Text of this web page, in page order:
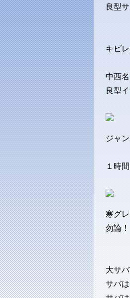
良型
キビ
中西
良型
ジャ
１時
寒グ
勿論
大サ
サバ